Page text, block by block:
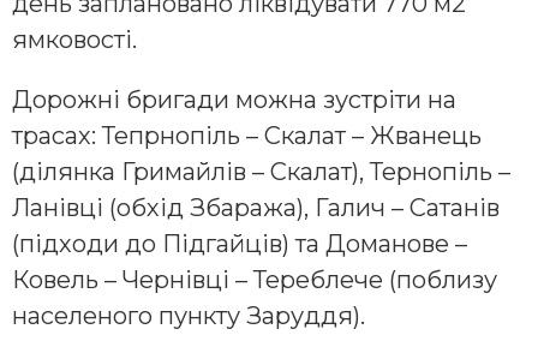
ямковості.
Дорожні бригади можна зустріти на
трасах: Тепрнопіль – Скалат – Жванець
(ділянка Гримайлів – Скалат), Тернопіль –
Ланівці (обхід Збаража), Галич – Сатанів
(підходи до Підгайців) та Доманове –
Ковель – Чернівці – Тереблече (поблизу
населеного пункту Заруддя).